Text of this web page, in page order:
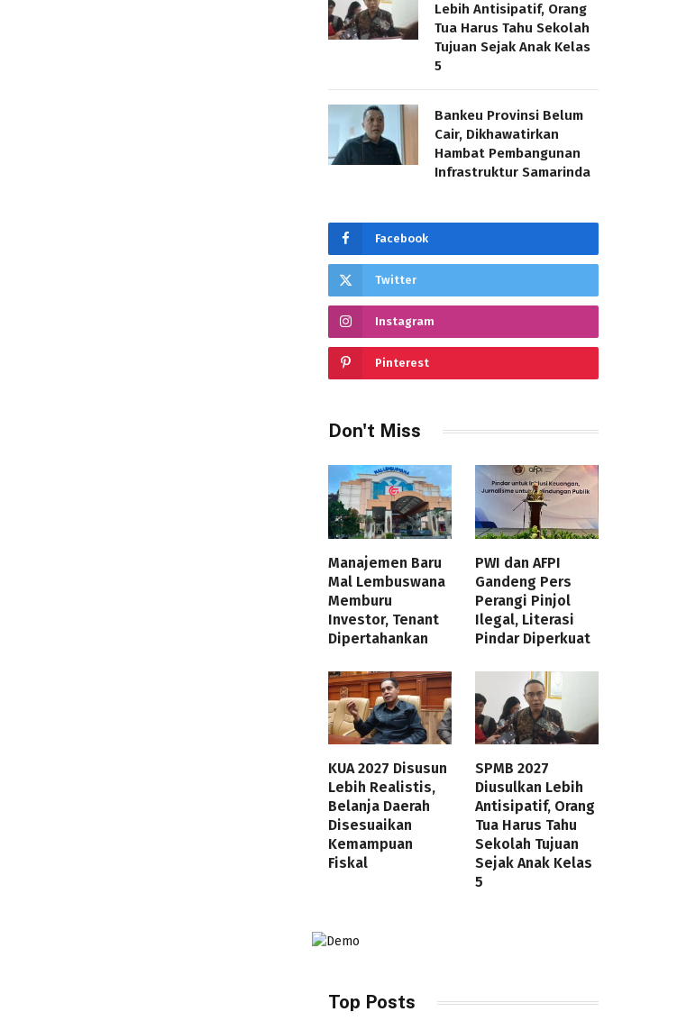
Lebih Antisipatif, Orang
Tua Harus Tahu Sekolah
Tujuan Sejak Anak Kelas
5
Bankeu Provinsi Belum
Cair, Dikhawatirkan
Hambat Pembangunan
Infrastruktur Samarinda
Facebook
Twitter
Instagram
Pinterest
Don't Miss
Manajemen Baru
Mal Lembuswana
Memburu
Investor, Tenant
Dipertahankan
PWI dan AFPI
Gandeng Pers
Perangi Pinjol
Ilegal, Literasi
Pindar Diperkuat
KUA 2027 Disusun
Lebih Realistis,
Belanja Daerah
Disesuaikan
Kemampuan
Fiskal
SPMB 2027
Diusulkan Lebih
Antisipatif, Orang
Tua Harus Tahu
Sekolah Tujuan
Sejak Anak Kelas
5
Top Posts